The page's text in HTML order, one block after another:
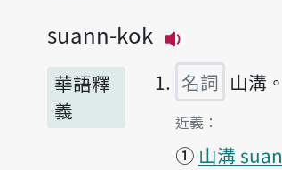
suann-kok
華語釋
義
名詞 山溝
第1項釋義的
近義：
① 山溝